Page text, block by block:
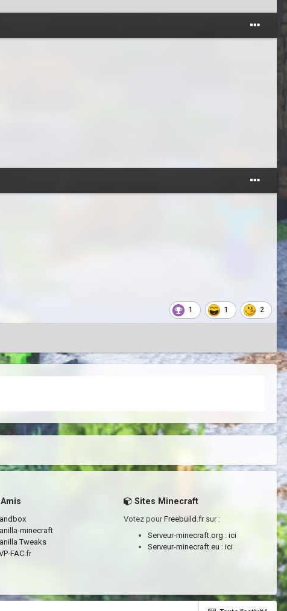
1 1 2
minecraft
Tweaks
FAC.fr
Sites Minecraft
Votez pourFreebuild.frsur :
Serveur-minecraft.org : ici
Serveur-minecraft.eu : ici